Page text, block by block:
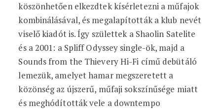
köszönhetően elkezdtek kísérletezni a műfajok
kombinálásával, és megalapították a klub nevét
viselő kiadót is. Így születtek a Shaolin Satelite
és a 2001: a Spliff Odyssey single-ök, majd a
Sounds from the Thievery Hi-Fi című debütáló
lemezük, amelyet hamar megszeretett a
közönség az újszerű, műfaji sokszínűsége miatt
és meghódították vele a downtempo